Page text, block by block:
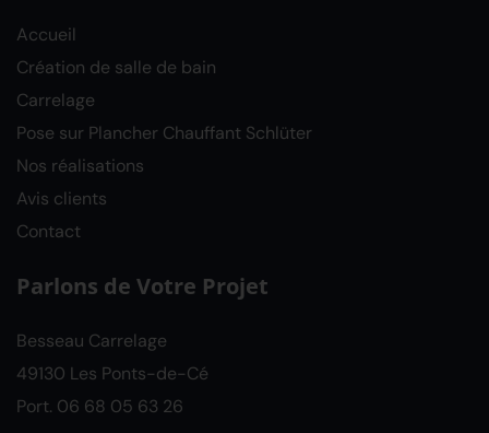
Accueil
Création de salle de bain
Carrelage
Pose sur Plancher Chauffant Schlüter
Nos réalisations
Avis clients
Contact
Parlons de Votre Projet
Besseau Carrelage
49130 Les Ponts-de-Cé
Port. 06 68 05 63 26